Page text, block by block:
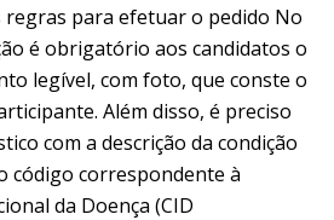
regras para efetuar o pedido No
é obrigatório aos candidatos o
legível, com foto, que conste o
Além disso, é preciso
com a descrição da condição
código correspondente à
da Doença (CID